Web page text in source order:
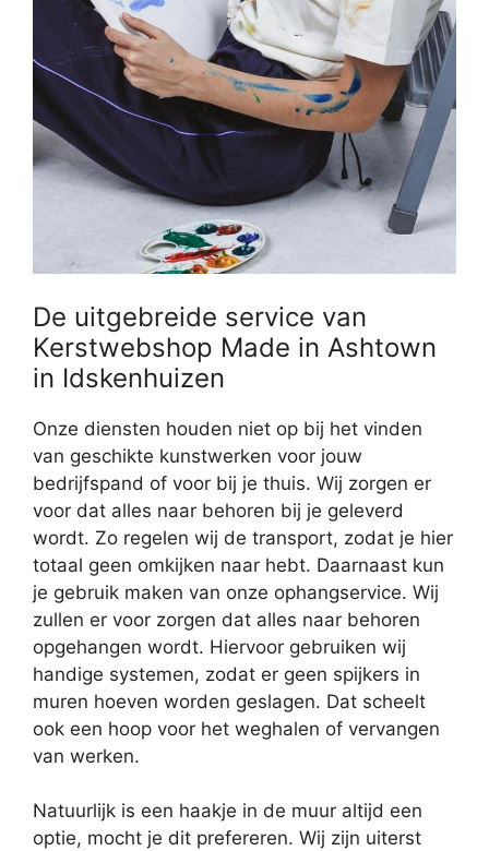
De uitgebreide service van
Kerstwebshop Made in Ashtown
in Idskenhuizen
Onze diensten houden niet op bij het vinden
van geschikte kunstwerken voor jouw
bedrijfspand of voor bij je thuis. Wij zorgen er
voor dat alles naar behoren bij je geleverd
wordt. Zo regelen wij de transport, zodat je hier
totaal geen omkijken naar hebt. Daarnaast kun
je gebruik maken van onze ophangservice. Wij
zullen er voor zorgen dat alles naar behoren
opgehangen wordt. Hiervoor gebruiken wij
handige systemen, zodat er geen spijkers in
muren hoeven worden geslagen. Dat scheelt
ook een hoop voor het weghalen of vervangen
van werken.
Natuurlijk is een haakje in de muur altijd een
optie, mocht je dit prefereren. Wij zijn uiterst